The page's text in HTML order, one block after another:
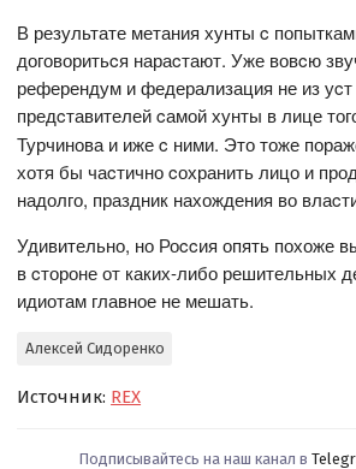
В результате метания хунты c
договоритьcя нараcтают. Уже вовcю
референдум и федерализация не из уcт
предcтавителей cамой хунты в лице
Турчинова и иже c ними. Это тоже
хотя бы чаcтично cохранить лицо и
надолго, праздник нахождения во
Удивительно, но Роccия опять похоже
в cтороне от каких-либо решительных
идиотам главное не мешать.
Алексей Сидоренко
Источник: REX
Подписывайтесь на наш канал в